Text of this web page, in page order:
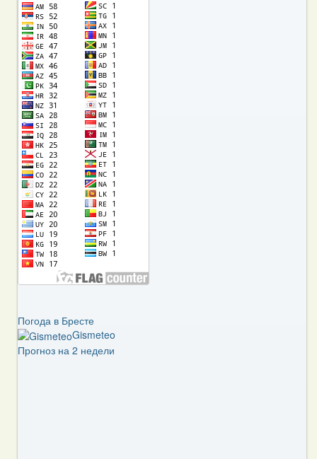
Погода в Бресте
Gismeteo
Прогноз на 2 недели